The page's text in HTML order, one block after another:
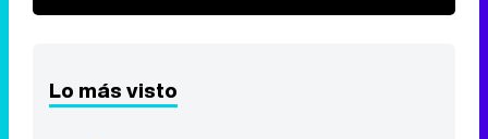
Lo más visto